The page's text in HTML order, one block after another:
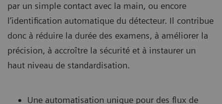
par un simple contact avec la main, ou encore
l’identification automatique du détecteur. Il contribue
donc à réduire la durée des examens, à améliorer la
précision, à accroître la sécurité et à instaurer un
haut niveau de standardisation.
Une automatisation unique pour des flux de